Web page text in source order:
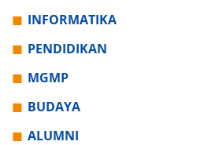
INFORMATIKA
PENDIDIKAN
MGMP
BUDAYA
ALUMNI